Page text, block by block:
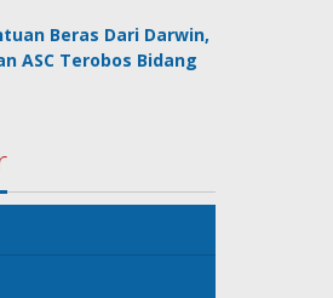
Beras Dari Darwin,
ASC Terobos Bidang